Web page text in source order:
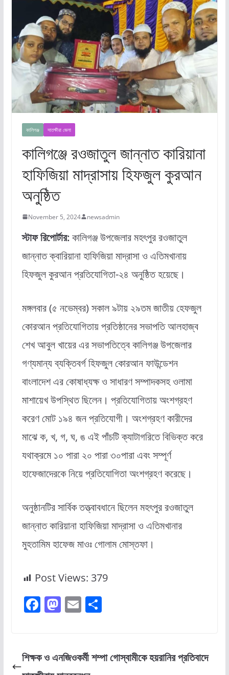
কালিগঞ্জ সাতক্ষীরা জেলা
কালিগঞ্জে রওজাতুল জান্নাত কারিয়ানা
হাফিজিয়া মাদ্রাসায় হিফজুল কুরআন
অনুষ্ঠিত
November 5, 2024 newsadmin
স্টাফ রিপোর্টার:কালিগঞ্জ উপজেলার মহৎপুর রওজাতুল
জান্নাত ক্বারিয়ানা হাফিজিয়া মাদ্রাসা ও এতিমখানায়
হিফজুল কুরআন প্রতিযোগিতা-২৪ অনুষ্ঠিত হয়েছে।
মঙ্গলবার (৫ নভেম্বর) সকাল ৯টায় ২৯তম জাতীয় হেফজুল
কোরআন প্রতিযোগিতায় প্রতিষ্ঠানের সভাপতি আলহাজ্ব
শেখ আবুল খায়ের এর সভাপতিত্বে কালিগঞ্জ উপজেলার
গণ্যমান্য ব্যক্তিবর্গ হিফজুল কোরআন ফাউন্ডেশন
বাংলাদেশ এর কোষাধ্যক্ষ ও সাধারণ সম্পাদকসহ ওলামা
মাশায়েখ উপস্থিত ছিলেন। প্রতিযোগিতায় অংশগ্রহণ
করেণ মোট ১৯৪ জন প্রতিযোগী। অংশগ্রহণ কারীদের
মাঝে ক, খ, গ, ঘ, ঙ এই পাঁচটি ক্যাটাগরিতে বিভিক্ত করে
যথাক্রমে ১০ পারা ২০ পারা ৩০পারা এবং সম্পূর্ণ
হাফেজাদেরকে নিয়ে প্রতিযোগিতা অংশগ্রহণ করেছে।
অনুষ্ঠানটির সার্বিক তত্ত্বাবধানে ছিলেন মহৎপুর রওজাতুল
জান্নাত কারিয়ানা হাফিজিয়া মাদ্রাসা ও এতিমখানার
মুহতামিম হাফেজ মাওঃ গোলাম মোস্তফা।
Post Views: 379
F
e
b
M
o
d
E
l
S
e
শিক্ষক ও এনজিওকর্মী শম্পা গোস্বামীকে হয়রানির প্রতিবাদে